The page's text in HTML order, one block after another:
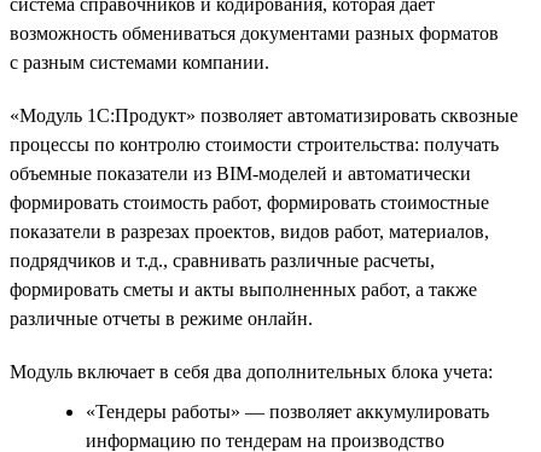
возможность обмениваться документами разных форматов
с разным системами компании.
«Модуль 1С:Продукт» позволяет автоматизировать сквозные
процессы по контролю стоимости строительства: получать
объемные показатели из BIM-моделей и автоматически
формировать стоимость работ, формировать стоимостные
показатели в разрезах проектов, видов работ, материалов,
подрядчиков и т.д., сравнивать различные расчеты,
формировать сметы и акты выполненных работ, а также
различные отчеты в режиме онлайн.
Модуль включает в себя два дополнительных блока учета:
«Тендеры работы» — позволяет аккумулировать
информацию по тендерам на производство